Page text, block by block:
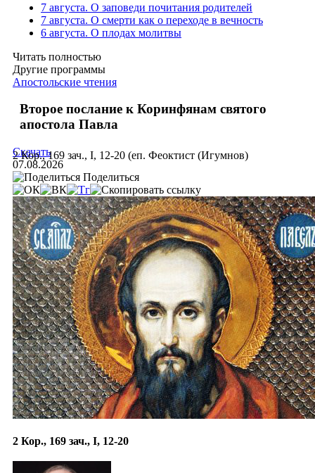
7 августа. О заповеди почитания родителей
7 августа. О смерти как о переходе в вечность
6 августа. О плодах молитвы
Читать полностью
Другие программы
Апостольские чтения
Второе послание к Коринфянам святого
апостола Павла
2 Кор., 169 зач., I, 12-20 (еп. Феоктист (Игумнов)
Скачать
07.08.2026
Поделиться
2 Кор., 169 зач., I, 12-20